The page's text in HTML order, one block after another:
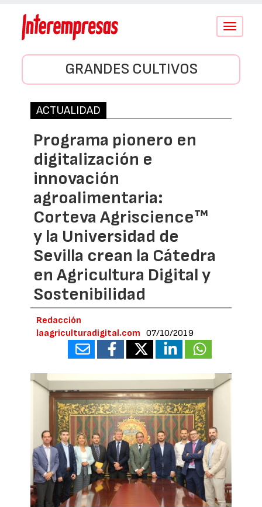
Conmutar
GRANDES CULTIVOS
ACTUALIDAD
Programa pionero en
digitalización e
innovación
agroalimentaria:
Corteva Agriscience™
y la Universidad de
Sevilla crean la Cátedra
en Agricultura Digital y
Sostenibilidad
Redacción
laagriculturadigital.com
07/10/2019